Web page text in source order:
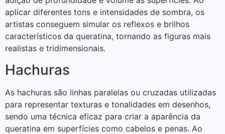
aplicar diferentes tons e intensidades de sombra, os
artistas conseguem simular os reflexos e brilhos
característicos da queratina, tornando as figuras mais
realistas e tridimensionais.
Hachuras
As hachuras são linhas paralelas ou cruzadas utilizadas
para representar texturas e tonalidades em desenhos,
sendo uma técnica eficaz para criar a aparência da
queratina em superfícies como cabelos e penas. Ao